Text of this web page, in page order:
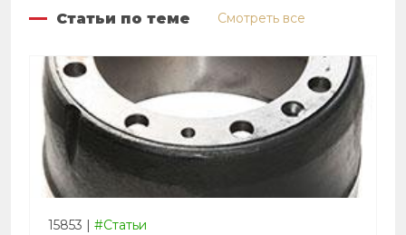
Статьи по теме Смотреть все
15853 | #Статьи